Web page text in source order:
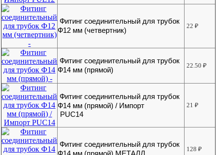
Фитинг соединительный для трубок
Ф12 мм (четвертник)
22₽
Фитинг соединительный для трубок
Ф14 мм (прямой)
22.50₽
Фитинг соединительный для трубок
Ф14 мм (прямой) / Импорт
PUC14
21₽
Фитинг соединительный для трубок
Ф14 мм (прямой) МЕТАЛЛ
128₽